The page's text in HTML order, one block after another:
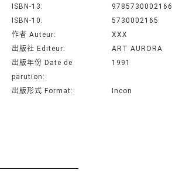
ISBN-13:
9785730002166
ISBN-10:
5730002165
作者 Auteur:
XXX
出版社 Editeur:
ART AURORA
出版年份 Date de
parution:
1991
出版形式 Format: Incon